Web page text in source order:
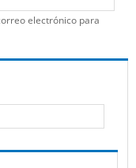
electrónico para